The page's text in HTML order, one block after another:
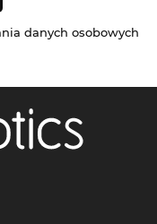
danych osobowych